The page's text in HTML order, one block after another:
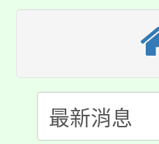
份教師研
淨零綠
115年
程
「本色
場熱烈登
8/21下午